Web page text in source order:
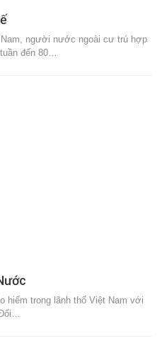
người nước ngoài cư trú hợp
đến 80…
hiểm trong lãnh thổ Việt Nam với